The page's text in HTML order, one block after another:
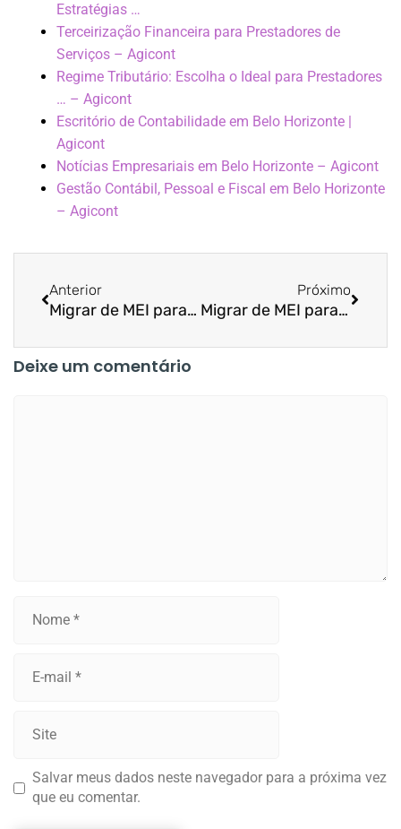
Estratégias …
Terceirização Financeira para Prestadores de
Serviços – Agicont
Regime Tributário: Escolha o Ideal para Prestadores
… – Agicont
Escritório de Contabilidade em Belo Horizonte |
Agicont
Notícias Empresariais em Belo Horizonte – Agicont
Gestão Contábil, Pessoal e Fiscal em Belo Horizonte
– Agicont
Anterior
Migrar de MEI para ME em Belo Horizonte: 5 contas para fazer antes da mudança
Próximo
Migrar de MEI para ME em Minas Gerais: quando o MEI começa a te travar
Deixe um comentário
Salvar meus dados neste navegador para a próxima vez
que eu comentar.